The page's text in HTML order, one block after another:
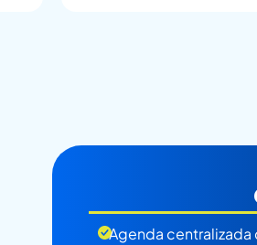
Agenda